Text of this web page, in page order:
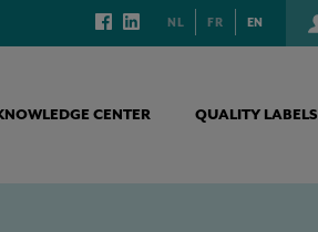
NL FR EN
CENTER QUALITY LABELS